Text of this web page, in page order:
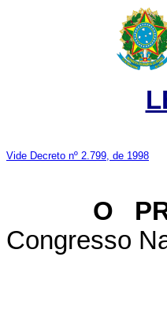
Vide Decreto nº 2.799, de 1998
O
Congresso